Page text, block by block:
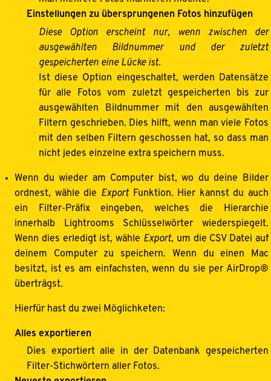
Einstellungen zu übersprungenen Fotos hinzufügen
Diese Option erscheint nur, wenn zwischen der
ausgewählten Bildnummer und der zuletzt
gespeicherten eine Lücke ist.
Ist diese Option eingeschaltet, werden Datensätze
für alle Fotos vom zuletzt gespeicherten bis zur
ausgewählten Bildnummer mit den ausgewählten
Filtern geschrieben. Dies hilft, wenn man viele Fotos
mit den selben Filtern geschossen hat, so dass man
nicht jedes einzelne extra speichern muss.
Wenn du wieder am Computer bist, wo du deine Bilder
ordnest, wähle die ExportFunktion. Hier kannst du auch
ein Filter-Präfix eingeben, welches die Hierarchie
innerhalb Lightrooms Schlüsselwörter wiederspiegelt.
Wenn dies erledigt ist, wähle Export, um die CSV Datei auf
deinem Computer zu speichern. Wenn du einen Mac
besitzt, ist es am einfachsten, wenn du sie per AirDrop®
überträgst.
Hierfür hast du zwei Möglichketen:
Alles exportieren
Dies exportiert alle in der Datenbank gespeicherten
Filter-Stichwörtern aller Fotos.